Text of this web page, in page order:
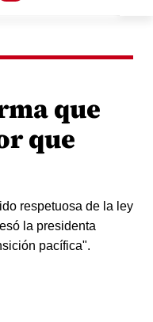
que
que
respetuosa de la ley
la presidenta
pacífica".